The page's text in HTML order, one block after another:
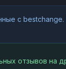
с
отзывов на